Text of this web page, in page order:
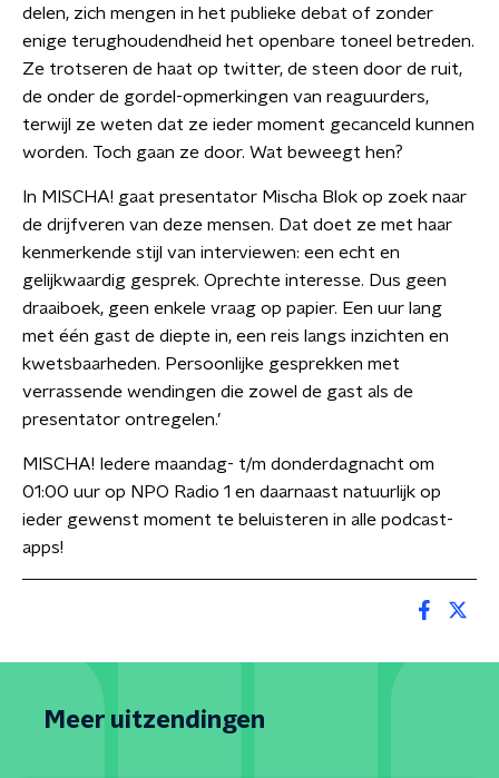
delen, zich mengen in het publieke debat of zonder
enige terughoudendheid het openbare toneel betreden.
Ze trotseren de haat op twitter, de steen door de ruit,
de onder de gordel-opmerkingen van reaguurders,
terwijl ze weten dat ze ieder moment gecanceld kunnen
worden. Toch gaan ze door. Wat beweegt hen?
In MISCHA! gaat presentator Mischa Blok op zoek naar
de drijfveren van deze mensen. Dat doet ze met haar
kenmerkende stijl van interviewen: een echt en
gelijkwaardig gesprek. Oprechte interesse. Dus geen
draaiboek, geen enkele vraag op papier. Een uur lang
met één gast de diepte in, een reis langs inzichten en
kwetsbaarheden. Persoonlijke gesprekken met
verrassende wendingen die zowel de gast als de
presentator ontregelen.’
MISCHA! Iedere maandag- t/m donderdagnacht om
01:00 uur op NPO Radio 1 en daarnaast natuurlijk op
ieder gewenst moment te beluisteren in alle podcast-
apps!
Meer uitzendingen